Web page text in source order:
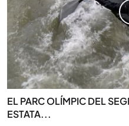
EL PARC OLÍMPIC DEL
ESTATA...